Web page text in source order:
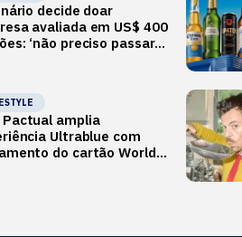
decide doar
avaliada em US$ 400
‘não preciso passar o
Pactual amplia
Ultrablue com
do cartão World